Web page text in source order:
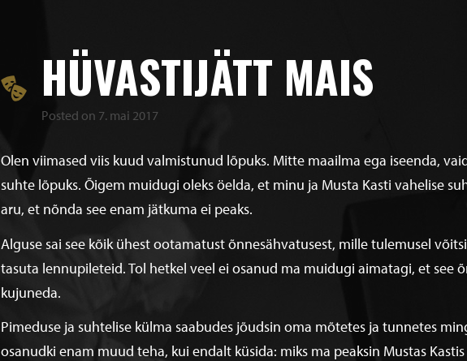
HÜVASTIJÄTT MAIS
Posted on 7. mai 2017
Olen viimased viis kuud valmistunud lõpuks. Mitte maailma ega iseenda,
suhte lõpuks. Õigem muidugi oleks öelda, et minu ja Musta Kasti vahelise
aru, et nõnda see enam jätkuma ei peaks.
Alguse sai see kõik ühest ootamatust õnnesähvatusest, mille tulemusel
tasuta lennupileteid. Tol hetkel veel ei osanud ma muidugi aimatagi, et see
kujuneda.
Pimeduse ja suhtelise külma saabudes jõudsin oma mõtetes ja tunnetes
osanudki enam muud teha, kui endalt küsida: miks ma peaksin Mustas